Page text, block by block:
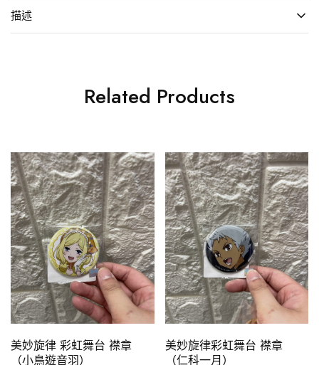
描述
Related Products
美妙旋律 彩虹舞台 襟章
（小鳥遊音羽）
美妙旋律彩虹舞台 襟章
（仁科一月）